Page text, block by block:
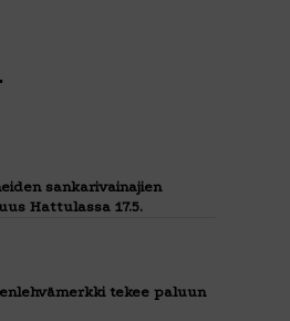
sankarivainajien
Hattulassa 17.5.
tekee paluun